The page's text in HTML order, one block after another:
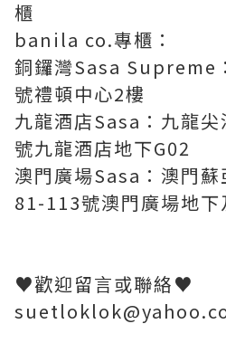
櫃
banila co.專櫃：
銅鑼灣Sasa Supreme
號禮頓中心2樓
九龍酒店Sasa：九龍
號九龍酒店地下G02
澳門廣場Sasa：澳門
81-113號澳門廣場地下
♥歡迎留言或聯絡♥